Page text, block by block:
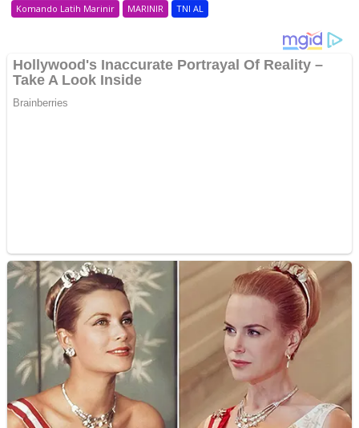
Komando Latih Marinir MARINIR TNI AL